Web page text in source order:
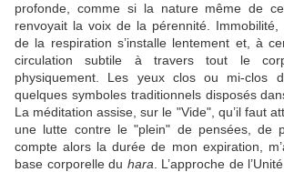
profonde, comme si la nature même de
renvoyait la voix de la pérennité.
de la respiration s’installe lentement et, à
circulation subtile à travers tout le
physiquement. Les yeux clos ou mi-clos
quelques symboles traditionnels disposés
La méditation assise, sur le "Vide", qu’il faut
une lutte contre le "plein" de pensées, de
compte alors la durée de mon expiration,
base corporelle du hara . L’approche de